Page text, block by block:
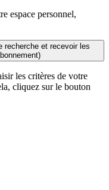
espace personnel,
recherche et recevoir les
les critères de votre
cliquez sur le bouton